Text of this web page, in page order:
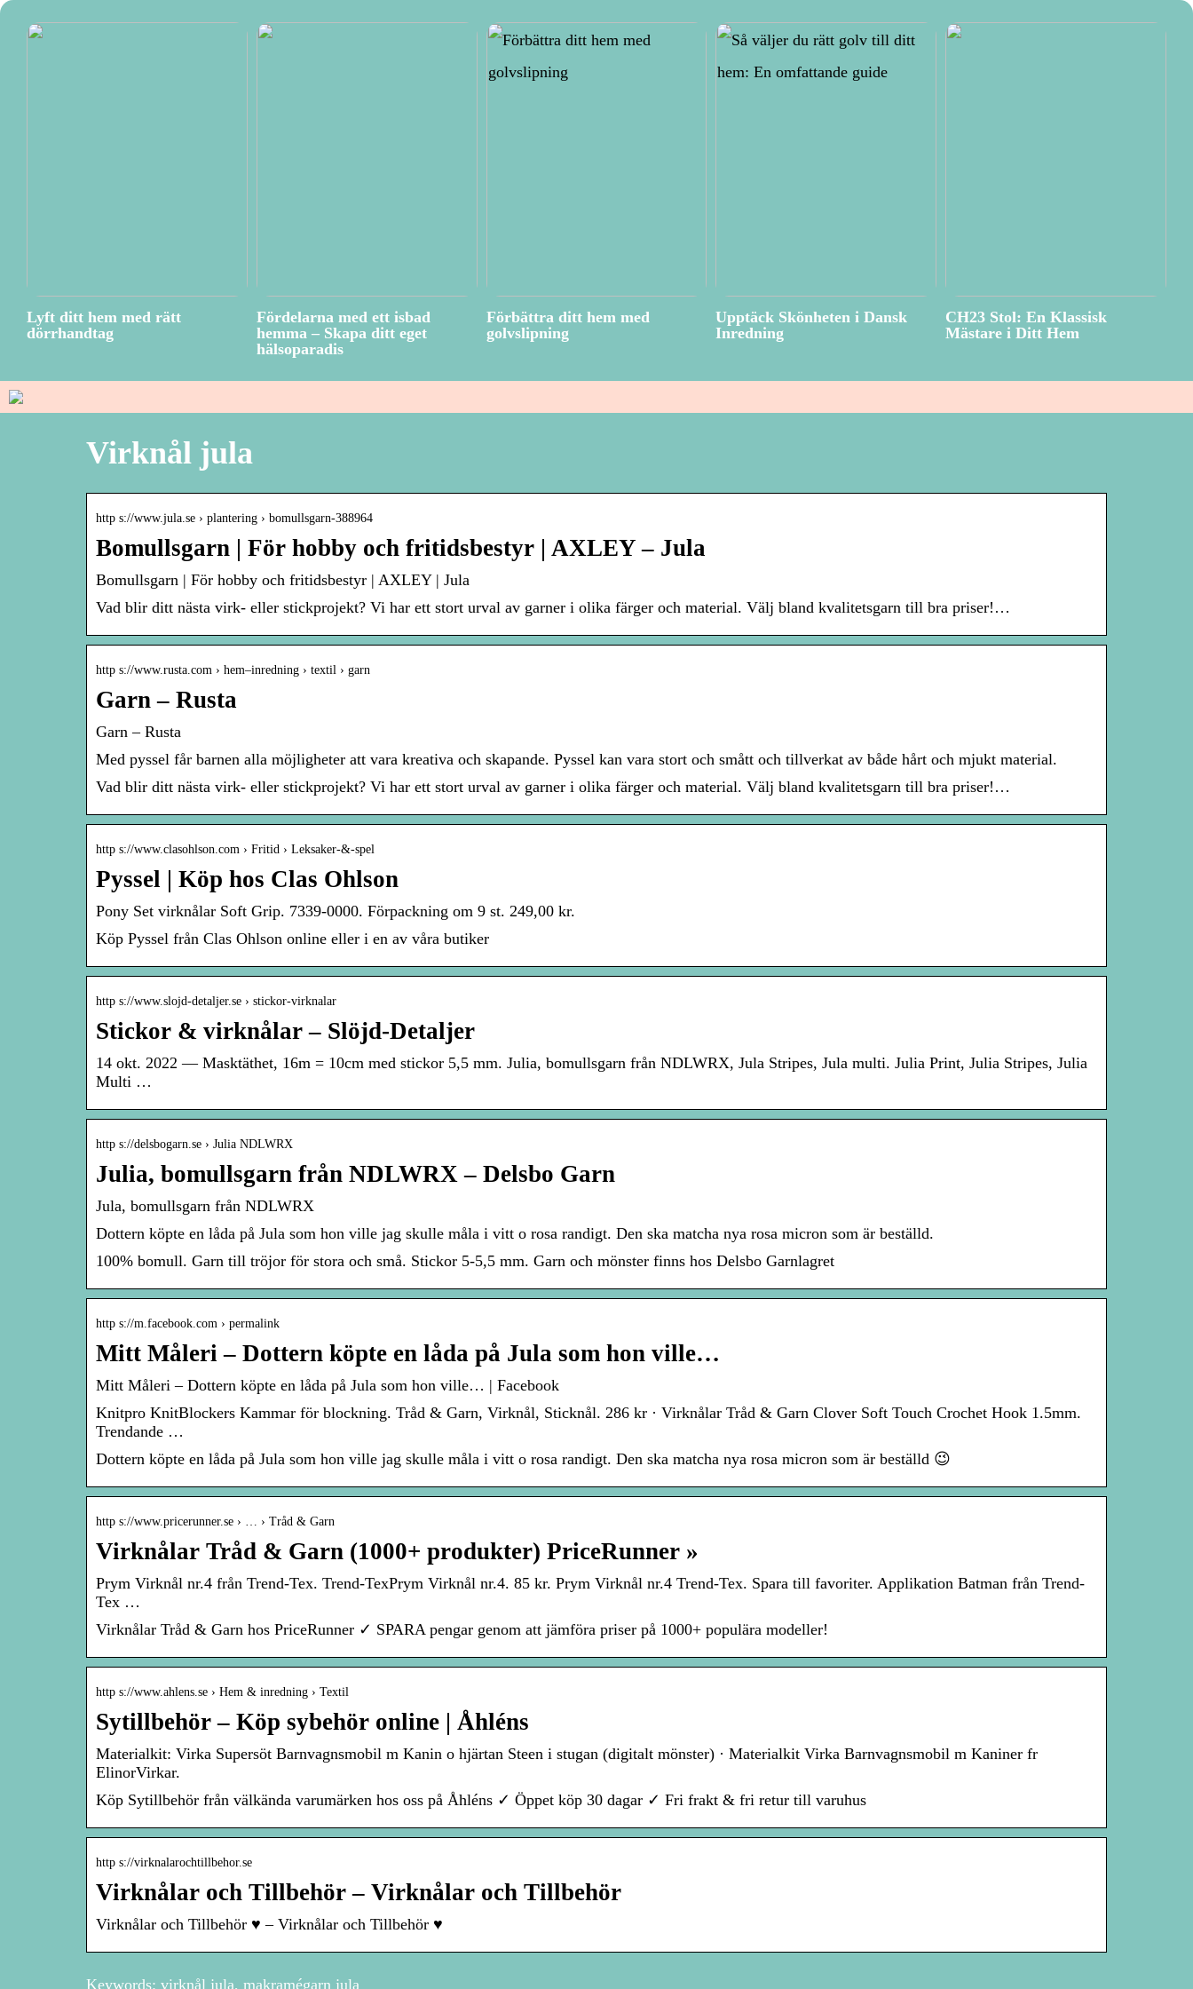
Lyft ditt hem med rätt
dörrhandtag
Fördelarna med ett isbad
hemma – Skapa ditt eget
hälsoparadis
Förbättra ditt hem med
golvslipning
Upptäck Skönheten i Dansk
Inredning
CH23 Stol: En Klassisk
Mästare i Ditt Hem
Virknål jula
http s://www.jula.se › plantering › bomullsgarn-388964
Bomullsgarn | För hobby och fritidsbestyr | AXLEY – Jula
Bomullsgarn | För hobby och fritidsbestyr | AXLEY | Jula
Vad blir ditt nästa virk- eller stickprojekt? Vi har ett stort urval av garner i olika färger och material. Välj bland kvalitetsgarn till bra priser!…
http s://www.rusta.com › hem–inredning › textil › garn
Garn – Rusta
Garn – Rusta
Med pyssel får barnen alla möjligheter att vara kreativa och skapande. Pyssel kan vara stort och smått och tillverkat av både hårt och mjukt material.
Vad blir ditt nästa virk- eller stickprojekt? Vi har ett stort urval av garner i olika färger och material. Välj bland kvalitetsgarn till bra priser!…
http s://www.clasohlson.com › Fritid › Leksaker-&-spel
Pyssel | Köp hos Clas Ohlson
Pony Set virknålar Soft Grip. 7339-0000. Förpackning om 9 st. 249,00 kr.
Köp Pyssel från Clas Ohlson online eller i en av våra butiker
http s://www.slojd-detaljer.se › stickor-virknalar
Stickor & virknålar – Slöjd-Detaljer
14 okt. 2022 — Masktäthet, 16m = 10cm med stickor 5,5 mm. Julia, bomullsgarn från NDLWRX, Jula Stripes, Jula multi. Julia Print, Julia Stripes, Julia
Multi …
http s://delsbogarn.se › Julia NDLWRX
Julia, bomullsgarn från NDLWRX – Delsbo Garn
Jula, bomullsgarn från NDLWRX
Dottern köpte en låda på Jula som hon ville jag skulle måla i vitt o rosa randigt. Den ska matcha nya rosa micron som är beställd.
100% bomull. Garn till tröjor för stora och små. Stickor 5-5,5 mm. Garn och mönster finns hos Delsbo Garnlagret
http s://m.facebook.com › permalink
Mitt Måleri – Dottern köpte en låda på Jula som hon ville…
Mitt Måleri – Dottern köpte en låda på Jula som hon ville… | Facebook
Knitpro KnitBlockers Kammar för blockning. Tråd & Garn, Virknål, Sticknål. 286 kr · Virknålar Tråd & Garn Clover Soft Touch Crochet Hook 1.5mm.
Trendande …
Dottern köpte en låda på Jula som hon ville jag skulle måla i vitt o rosa randigt. Den ska matcha nya rosa micron som är beställd 😉
http s://www.pricerunner.se › … › Tråd & Garn
Virknålar Tråd & Garn (1000+ produkter) PriceRunner »
Prym Virknål nr.4 från Trend-Tex. Trend-TexPrym Virknål nr.4. 85 kr. Prym Virknål nr.4 Trend-Tex. Spara till favoriter. Applikation Batman från Trend-
Tex …
Virknålar Tråd & Garn hos PriceRunner ✓ SPARA pengar genom att jämföra priser på 1000+ populära modeller!
http s://www.ahlens.se › Hem & inredning › Textil
Sytillbehör – Köp sybehör online | Åhléns
Materialkit: Virka Supersöt Barnvagnsmobil m Kanin o hjärtan Steen i stugan (digitalt mönster) · Materialkit Virka Barnvagnsmobil m Kaniner fr
ElinorVirkar.
Köp Sytillbehör från välkända varumärken hos oss på Åhléns ✓ Öppet köp 30 dagar ✓ Fri frakt & fri retur till varuhus
http s://virknalarochtillbehor.se
Virknålar och Tillbehör – Virknålar och Tillbehör
Virknålar och Tillbehör ♥ – Virknålar och Tillbehör ♥
Keywords: virknål jula, makramégarn jula